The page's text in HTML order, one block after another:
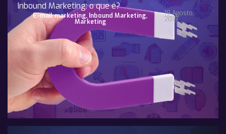
Inbound Marketing: o que é?
E-mail marketing, Inbound Marketing,
Marketing
19 Agosto,
2019